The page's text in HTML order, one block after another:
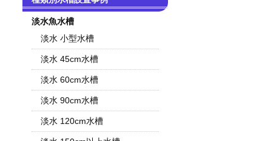
淡水魚水槽
淡水 小型水槽
淡水 45cm水槽
淡水 60cm水槽
淡水 90cm水槽
淡水 120cm水槽